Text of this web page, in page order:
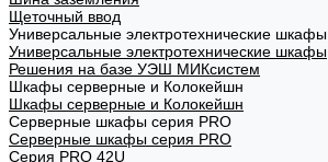
Щеточный ввод
Универсальные электротехнические шкафы
Универсальные электротехнические шкафы
Решения на базе УЭШ МИКсистем
Шкафы серверные и Колокейшн
Шкафы серверные и Колокейшн
Серверные шкафы серия PRO
Серверные шкафы серия PRO
Серия PRO 42U